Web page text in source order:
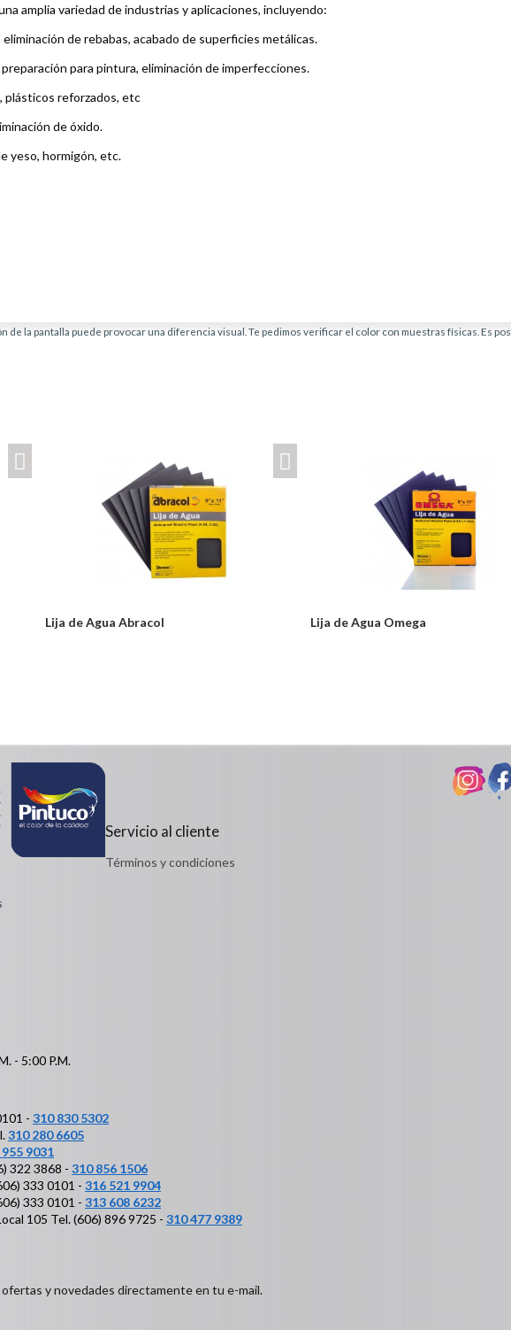
amplia variedad de industrias y aplicaciones, incluyendo:
de rebabas, acabado de superficies metálicas.
para pintura, eliminación de imperfecciones.
plásticos reforzados, etc
de óxido.
yeso, hormigón, etc.
de la pantalla puede provocar una diferencia visual. Te pedimos verificar el color con muestras físicas. Es
Lija de Agua Abracol Lija de Agua Omega
Servicio al cliente
Términos y condiciones
- 5:00 P.M.
- 310 830 5302
310 280 6605
9031
322 3868 - 310 856 1506
333 0101 - 316 521 9904
333 0101 - 313 608 6232
105 Tel. (606) 896 9725 - 310 477 9389
y novedades directamente en tu e-mail.